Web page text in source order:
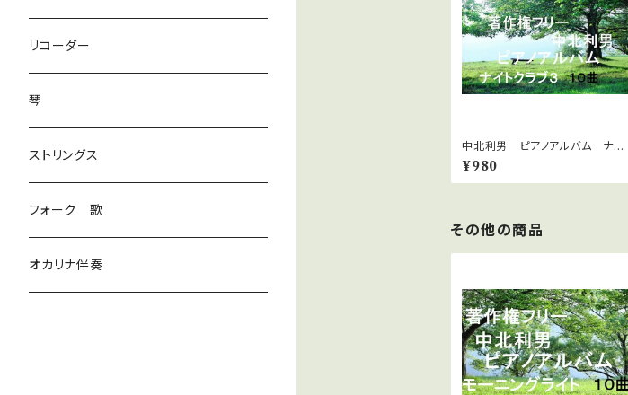
中北利男 ピアノアルバム ナイト
クラブ３
¥980
その他の商品
ラテン
ダンス
和風
京都
ストリングス
子ども
リコーダー
琴
ストリングス
フォーク 歌
オカリナ伴奏